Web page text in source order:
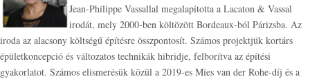
Jean-Philippe Vassallal megalapította a Lacaton & Vassal
irodát, mely 2000-ben költözött Bordeaux-ból Párizsba. Az
iroda az alacsony költségű építésre összpontosít. Számos projektjük kortárs
épületkoncepció és változatos technikák hibridje, felborítva az építési
gyakorlatot. Számos elismerésük közül a 2019-es Mies van der Rohe-díj és a